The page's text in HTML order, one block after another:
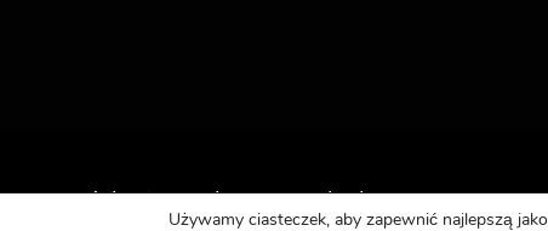
Copyright © Detektyw-search.pl 2024
Używamy ciasteczek, aby zapewnić najlepszą